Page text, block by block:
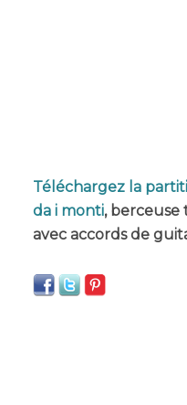
Téléchargez la
da i monti, berceuse
avec accords de